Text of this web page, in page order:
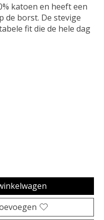
katoen en heeft een
de borst. De stevige
fit die de hele dag
is